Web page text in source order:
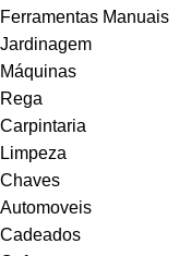
Ferramentas Manuais
Jardinagem
Máquinas
Rega
Carpintaria
Limpeza
Chaves
Automoveis
Cadeados